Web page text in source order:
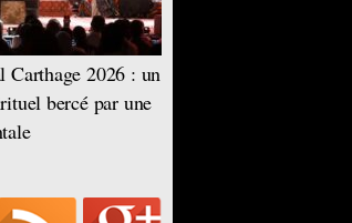
Carthage 2026 : un
bercé par une